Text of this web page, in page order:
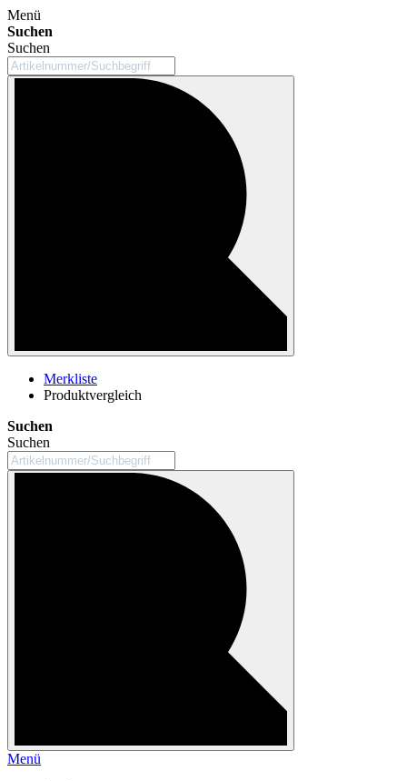
Menü
Suchen
Suchen
Merkliste
Produktvergleich
Suchen
Suchen
Menü